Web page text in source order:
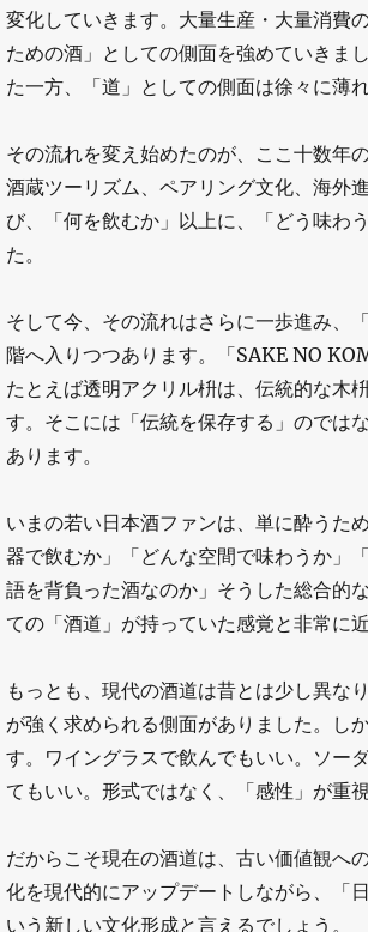
変化していきます。大量生産・大量消費
ための酒」としての側面を強めていきま
た一方、「道」としての側面は徐々に薄
その流れを変え始めたのが、ここ十数年
酒蔵ツーリズム、ペアリング文化、海外
び、「何を飲むか」以上に、「どう味わ
た。
そして今、その流れはさらに一歩進み、
階へ入りつつあります。「SAKE NO
たとえば透明アクリル枡は、伝統的な木
す。そこには「伝統を保存する」のでは
あります。
いまの若い日本酒ファンは、単に酔うた
器で飲むか」「どんな空間で味わうか」
語を背負った酒なのか」そうした総合的
ての「酒道」が持っていた感覚と非常に近
もっとも、現代の酒道は昔とは少し異な
が強く求められる側面がありました。し
す。ワイングラスで飲んでもいい。ソー
てもいい。形式ではなく、「感性」が重
だからこそ現在の酒道は、古い価値観へ
化を現代的にアップデートしながら、「
いう新しい文化形成と言えるでしょう。